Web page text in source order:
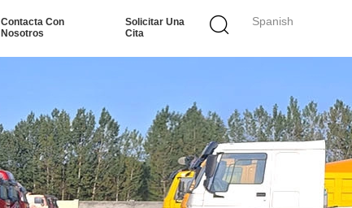
Spanish
Contacta Con
Nosotros
Solicitar Una
Cita